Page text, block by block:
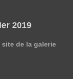
2019
site de la galerie